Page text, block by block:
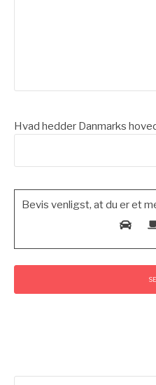
Hvad hedder Danmarks
Please leave this field empty.
Bevis venligst, at du er et